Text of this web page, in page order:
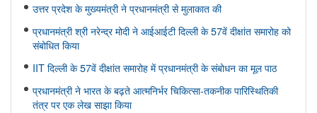
उत्तर प्रदेश के मुख्यमंत्री ने प्रधानमंत्री से मुलाकात की
प्रधानमंत्री श्री नरेन्द्र मोदी ने आईआईटी दिल्ली के 57वें दीक्षांत समारोह को
संबोधित किया
IIT दिल्ली के 57वें दीक्षांत समारोह में प्रधानमंत्री के संबोधन का मूल पाठ
प्रधानमंत्री ने भारत के बढ़ते आत्मनिर्भर चिकित्सा-तकनीक पारिस्थितिकी
तंत्र पर एक लेख साझा किया